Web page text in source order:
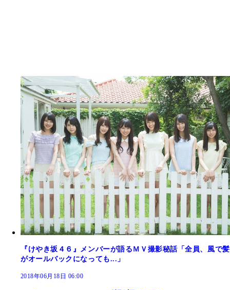
『けやき坂４６』メンバーが語るＭＶ撮影秘話「全員、風で髪
がオールバックになっても...」
2018年06月18日 06:00